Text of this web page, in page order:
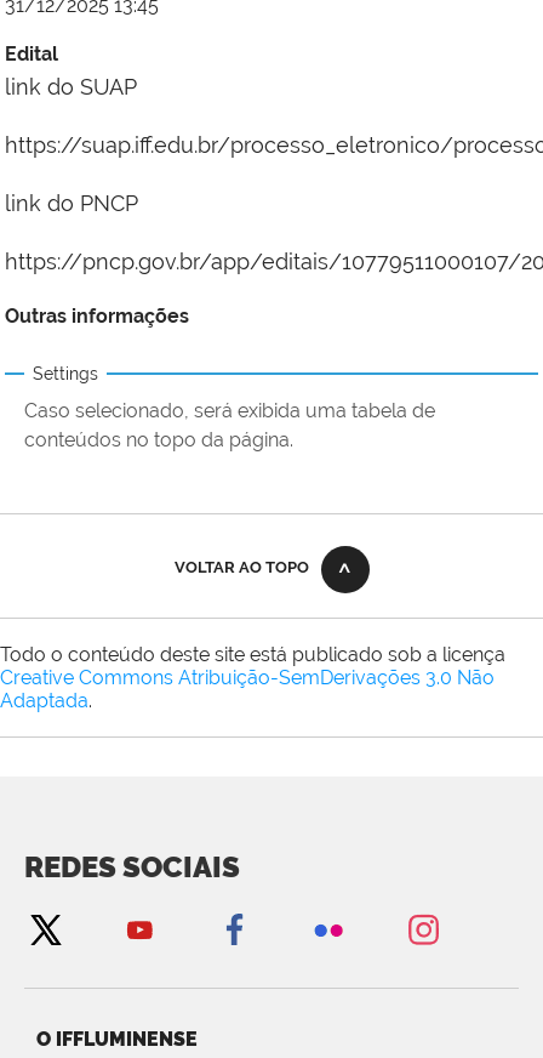
31/12/2025 13:45
Edital
link do SUAP
https://suap.iff.edu.br/processo_eletronico/
link do PNCP
https://pncp.gov.br/app/editais/10779511000107/
Outras informações
Settings
Caso selecionado, será exibida uma tabela de
conteúdos no topo da página.
VOLTAR AO TOPO
Todo o conteúdo deste site está publicado sob a licença
Creative Commons Atribuição-SemDerivações 3.0 Não
Adaptada.
REDES SOCIAIS
O IFFLUMINENSE